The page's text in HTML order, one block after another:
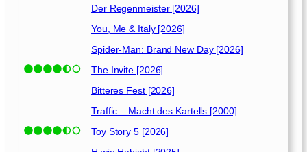
Der Regenmeister [2026]
You, Me & Italy [2026]
Spider-Man: Brand New Day [2026]
The Invite [2026]
Bitteres Fest [2026]
Traffic – Macht des Kartells [2000]
Toy Story 5 [2026]